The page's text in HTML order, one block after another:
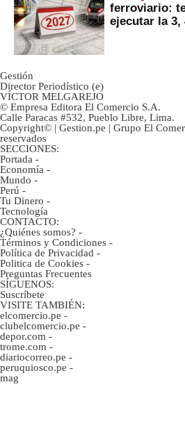
ferroviario:
ejecutar la 3,
Gestión
Director Periodístico (e)
VÍCTOR MELGAREJO
© Empresa Editora El Comercio S.A.
Calle Paracas #532, Pueblo Libre, Lima.
Copyright© | Gestion.pe | Grupo El
reservados
SECCIONES:
Portada -
Economía -
Mundo -
Perú -
Tu Dinero -
Tecnología
CONTACTO:
¿Quiénes somos? -
Términos y Condiciones -
Política de Privacidad -
Politica de Cookies -
Preguntas Frecuentes
SÍGUENOS:
Suscríbete
VISITE TAMBIÉN:
elcomercio.pe -
clubelcomercio.pe -
depor.com -
trome.com -
diariocorreo.pe -
peruquiosco.pe -
mag